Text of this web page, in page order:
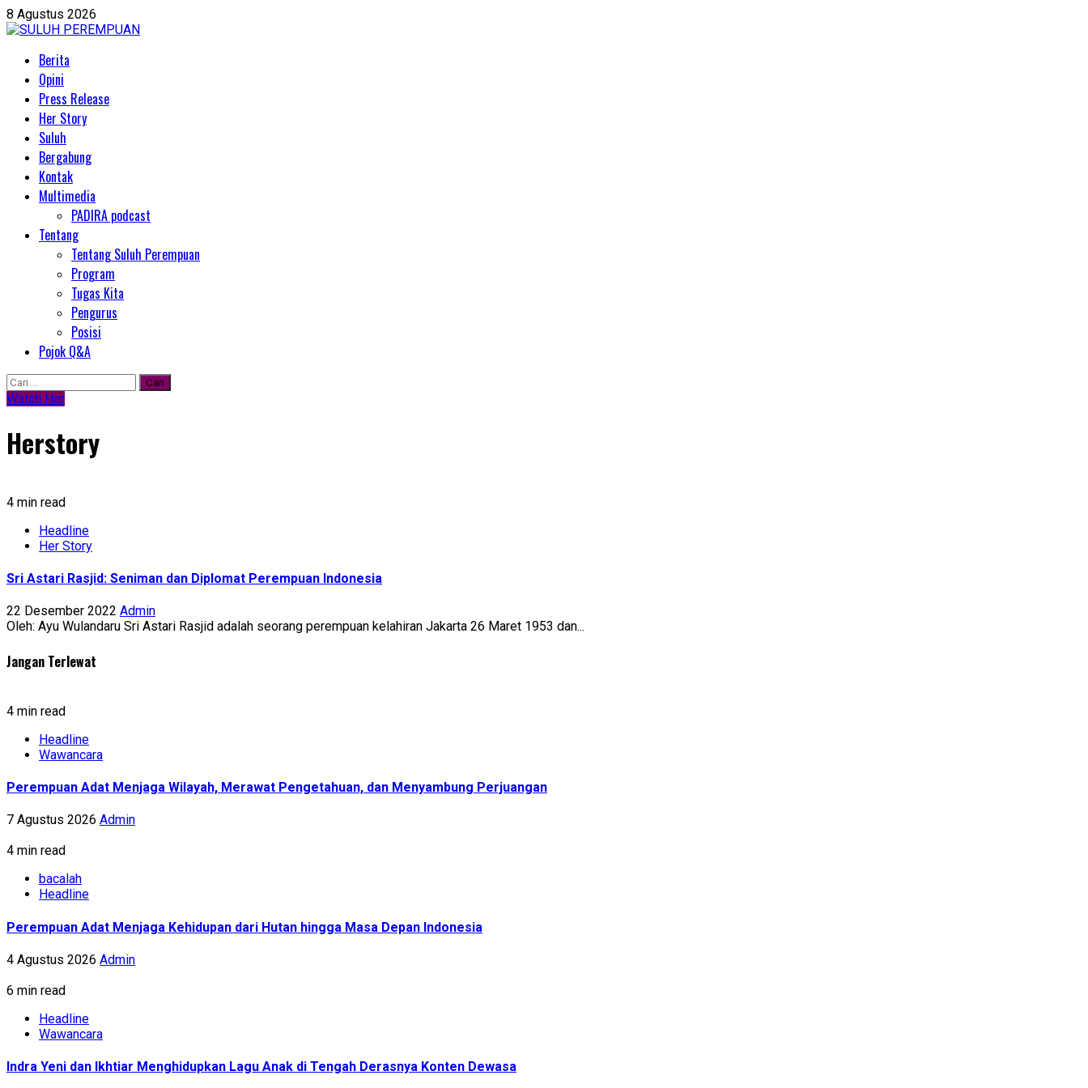
Skip
to
8 Agustus 2026
PrimaryBerita
Opini
Press Release
Her Story
Suluh
Bergabung
Kontak
Multimedia
PADIRA podcast
Tentang
Tentang Suluh Perempuan
Program
Tugas Kita
Pengurus
Posisi
Pojok Q&A
Cari
untuk:
Watch Her
Herstory
4 min read
Headline
Her Story
Sri Astari Rasjid: Seniman dan Diplomat Perempuan Indonesia
22 Desember 2022 Admin
Oleh: Ayu Wulandaru Sri Astari Rasjid adalah seorang perempuan kelahiran Jakarta 26 Maret 1953 dan...
Jangan Terlewat
4 min read
Headline
Wawancara
Perempuan Adat Menjaga Wilayah, Merawat Pengetahuan, dan Menyambung Perjuangan
7 Agustus 2026 Admin
4 min read
bacalah
Headline
Perempuan Adat Menjaga Kehidupan dari Hutan hingga Masa Depan Indonesia
4 Agustus 2026 Admin
6 min read
Headline
Wawancara
Indra Yeni dan Ikhtiar Menghidupkan Lagu Anak di Tengah Derasnya Konten Dewasa